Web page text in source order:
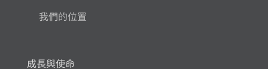
我們的位置
成長與使命